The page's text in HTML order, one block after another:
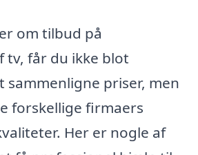
om tilbud på
får du ikke blot
sammenligne priser, men
forskellige firmaers
Her er nogle af